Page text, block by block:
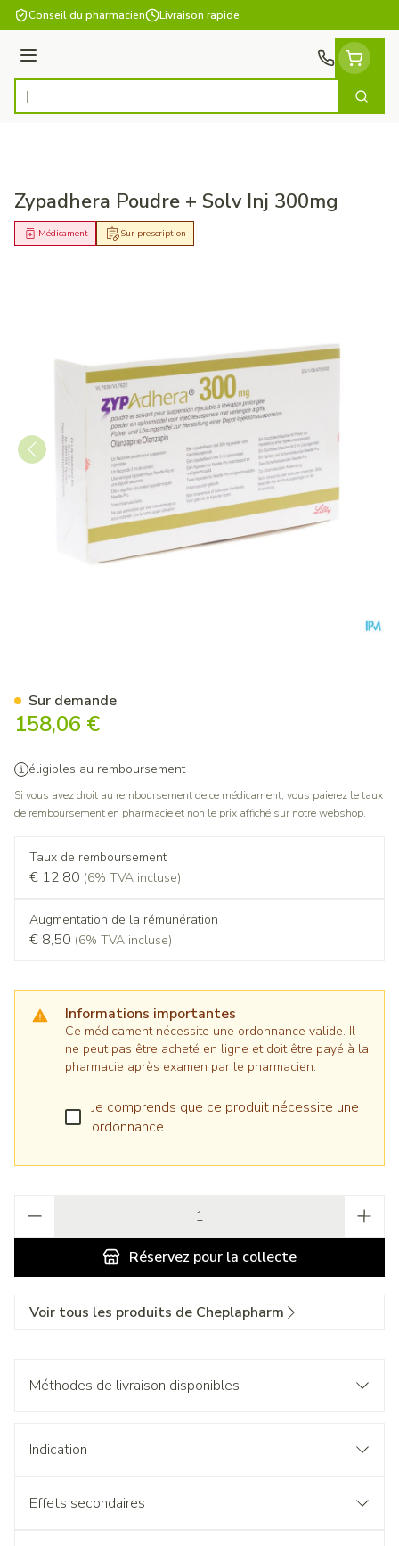
Aller au contenu
Conseil du pharmacien Livraison rapide
Menu
Rechercher
Zypadhera Poudre + Solv Inj 300mg
Sur prescription
Médicament
158,06 €
éligibles au remboursement
Si vous avez droit au remboursement de ce médicament, vous paierez le taux
de remboursement en pharmacie et non le prix affiché sur notre webshop.
Taux de remboursement
€ 12,80 (6% TVA incluse)
Augmentation de la rémunération
€ 8,50 (6% TVA incluse)
Informations importantes
Ce médicament nécessite une ordonnance valide. Il
ne peut pas être acheté en ligne et doit être payé à la
pharmacie après examen par le pharmacien.
Je comprends que ce produit nécessite une
ordonnance.
Réservez pour la collecte
Sur demande
Voir tous les produits de Cheplapharm
Méthodes de livraison disponibles
Indication
Effets secondaires